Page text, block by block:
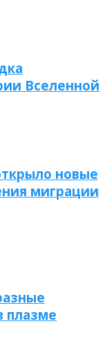
Вселенной
новые
миграции
плазме